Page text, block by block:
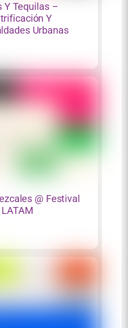
Y Tequilas –
Y
Urbanas
@ Festival
LATAM